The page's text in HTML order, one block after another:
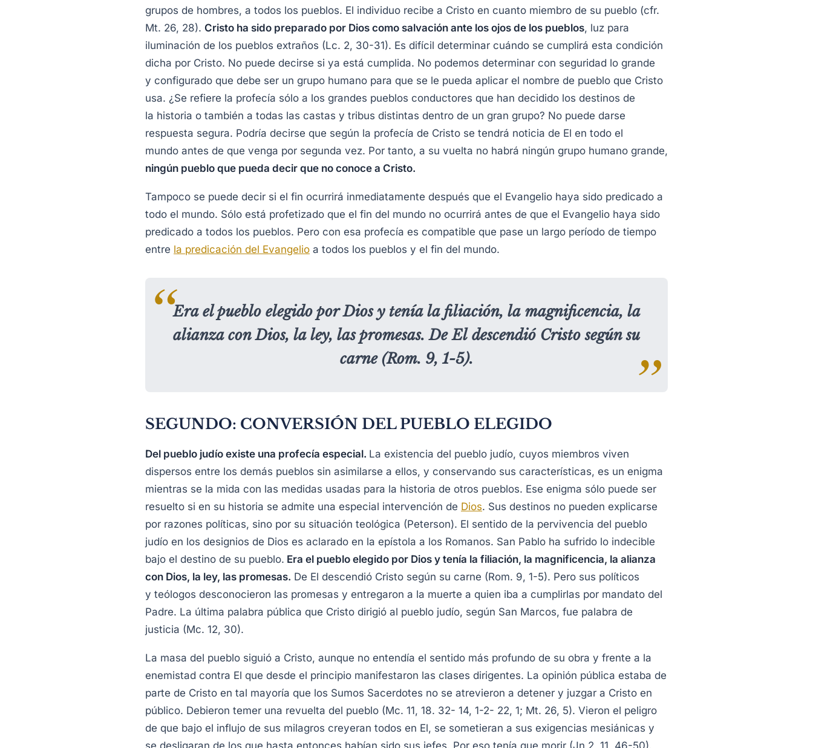
grupos de hombres, a todos los pueblos. El individuo recibe a Cristo en cuanto miembro de su pueblo (cfr.
Mt. 26, 28). Cristo ha sido preparado por Dios como salvación ante los ojos de los pueblos, luz para
iluminación de los pueblos extraños (Lc. 2, 30-31). Es difícil determinar cuándo se cumplirá esta condición
dicha por Cristo. No puede decirse si ya está cumplida. No podemos determinar con seguridad lo grande
y configurado que debe ser un grupo humano para que se le pueda aplicar el nombre de pueblo que Cristo
usa. ¿Se refiere la profecía sólo a los grandes pueblos conductores que han decidido los destinos de
la historia o también a todas las castas y tribus distintas dentro de un gran grupo? No puede darse
respuesta segura. Podría decirse que según la profecía de Cristo se tendrá noticia de El en todo el
mundo antes de que venga por segunda vez. Por tanto, a su vuelta no habrá ningún grupo humano grande,
ningún pueblo que pueda decir que no conoce a Cristo.
Tampoco se puede decir si el fin ocurrirá inmediatamente después que el Evangelio haya sido predicado a
todo el mundo. Sólo está profetizado que el fin del mundo no ocurrirá antes de que el Evangelio haya sido
predicado a todos los pueblos. Pero con esa profecía es compatible que pase un largo período de tiempo
entre la predicación del Evangelio a todos los pueblos y el fin del mundo.
Era el pueblo elegido por Dios y tenía la filiación, la magnificencia, la
alianza con Dios, la ley, las promesas. De El descendió Cristo según su
carne (Rom. 9, 1-5).
SEGUNDO: CONVERSIÓN DEL PUEBLO ELEGIDO
Del pueblo judío existe una profecía especial. La existencia del pueblo judío, cuyos miembros viven
dispersos entre los demás pueblos sin asimilarse a ellos, y conservando sus características, es un enigma
mientras se la mida con las medidas usadas para la historia de otros pueblos. Ese enigma sólo puede ser
resuelto si en su historia se admite una especial intervención de Dios. Sus destinos no pueden explicarse
por razones políticas, sino por su situación teológica (Peterson). El sentido de la pervivencia del pueblo
judío en los designios de Dios es aclarado en la epístola a los Romanos. San Pablo ha sufrido lo indecible
bajo el destino de su pueblo. Era el pueblo elegido por Dios y tenía la filiación, la magnificencia, la alianza
con Dios, la ley, las promesas. De El descendió Cristo según su carne (Rom. 9, 1-5). Pero sus políticos
y teólogos desconocieron las promesas y entregaron a la muerte a quien iba a cumplirlas por mandato del
Padre. La última palabra pública que Cristo dirigió al pueblo judío, según San Marcos, fue palabra de
justicia (Mc. 12, 30).
La masa del pueblo siguió a Cristo, aunque no entendía el sentido más profundo de su obra y frente a la
enemistad contra El que desde el principio manifestaron las clases dirigentes. La opinión pública estaba de
parte de Cristo en tal mayoría que los Sumos Sacerdotes no se atrevieron a detener y juzgar a Cristo en
público. Debieron temer una revuelta del pueblo (Mc. 11, 18. 32- 14, 1-2- 22, 1; Mt. 26, 5). Vieron el peligro
de que bajo el influjo de sus milagros creyeran todos en El, se sometieran a sus exigencias mesiánicas y